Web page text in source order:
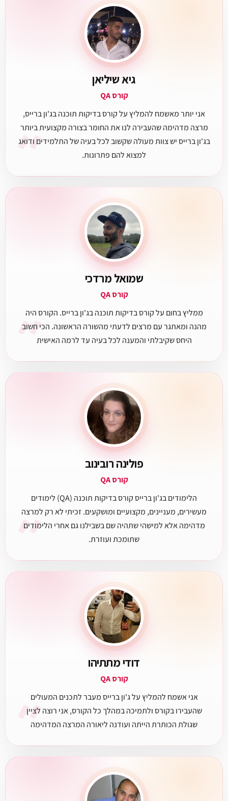
״
גיא שיליאן
קורס QA
אני יותר מאשמח להמליץ על קורס בדיקות תוכנה בג'ון ברייס,
מרצה מדהימה שהעבירה לנו את החומר בצורה מקצועית ביותר
בג'ון ברייס יש צוות מעולה שקשוב לכל בעיה של התלמידים ודואג
למצוא להם פתרונות.
״
שמואל מרדכי
קורס QA
ממליץ בחום על קורס בדיקות תוכנה בג'ון ברייס. הקורס היה
מהנה ומאתגר עם מרצים לדעתי מהשורה הראשונה. הכי חשוב
היחס שקיבלתי והמענה לכל בעיה עד לרמה האישית
״
פולינה רובינוב
קורס QA
הלימודים בג'ון ברייס קורס בדיקות תוכנה (QA) לימודים
מעשירים, מעניינים, מקצועיים ומושקעים. זכיתי לא רק למרצה
מדהימה אלא למישהי שתהיה שם בשבילנו גם אחרי הלימודים
שתומכת ועוזרת.
״
דודי מתתיהו
קורס QA
אני אשמח להמליץ על ג'ון ברייס מעבר לתכנים המעולים
שהעבירו בקורס ולתמיכה במהלך כל הקורס, אני רוצה לציין
שגולת הכותרת הייתה ועודנה ליאורה המרצה המדהימה